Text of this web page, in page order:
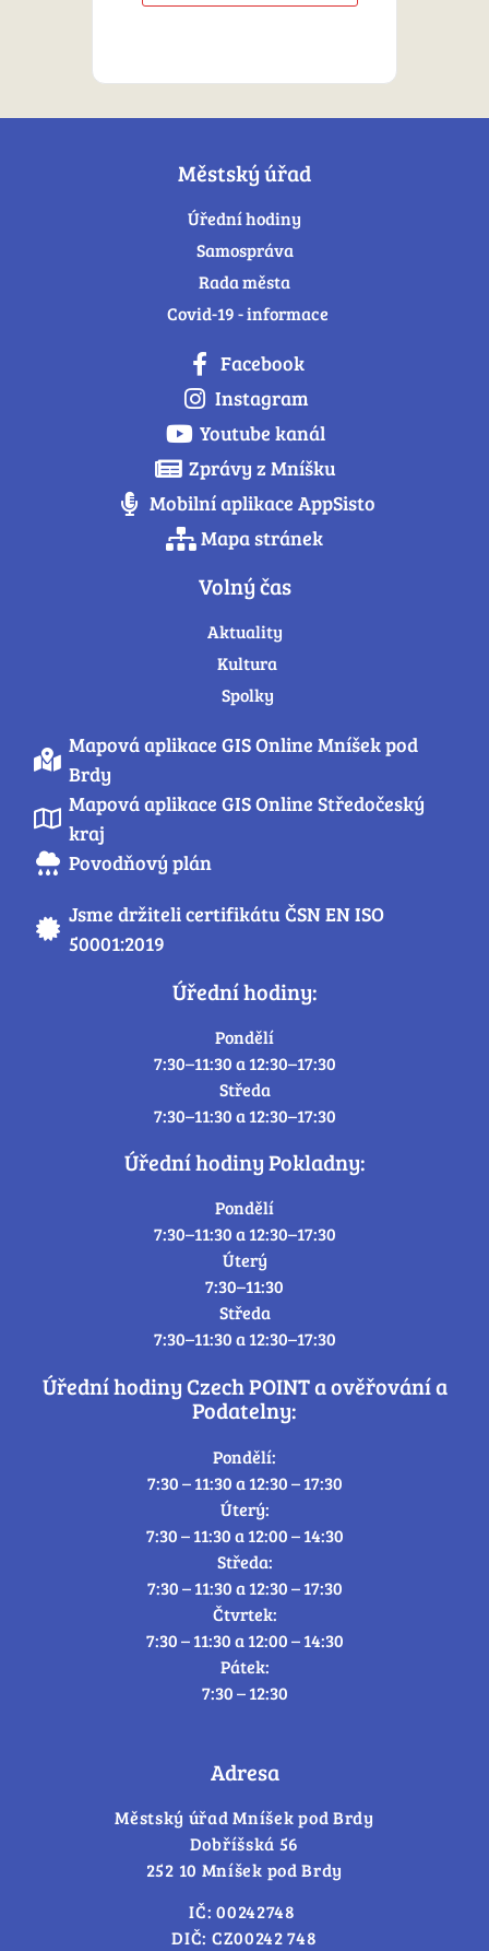
Městský úřad
Úřední hodiny
Samospráva
Rada města
Covid-19 - informace
Facebook
Instagram
Youtube kanál
Zprávy z Mníšku
Mobilní aplikace AppSisto
Mapa stránek
Volný čas
Aktuality
Kultura
Spolky
Mapová aplikace GIS Online Mníšek pod
Brdy
Mapová aplikace GIS Online Středočeský
kraj
Povodňový plán
Jsme držiteli certifikátu ČSN EN ISO
50001:2019
Úřední hodiny:
Pondělí
7:30–11:30 a 12:30–17:30
Středa
7:30–11:30 a 12:30–17:30
Úřední hodiny Pokladny:
Pondělí
7:30–11:30 a 12:30–17:30
Úterý
7:30–11:30
Středa
7:30–11:30 a 12:30–17:30
Úřední hodiny Czech POINT a ověřování a
Podatelny:
Pondělí:
7:30 – 11:30 a 12:30 – 17:30
Úterý:
7:30 – 11:30 a 12:00 – 14:30
Středa:
7:30 – 11:30 a 12:30 – 17:30
Čtvrtek:
7:30 – 11:30 a 12:00 – 14:30
Pátek:
7:30 – 12:30
Adresa
Městský úřad Mníšek pod Brdy
Dobříšská 56
252 10 Mníšek pod Brdy
IČ: 00242748
DIČ: CZ00242 748